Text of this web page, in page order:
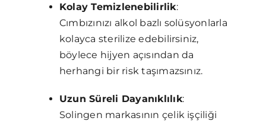
Kolay Temizlenebilirlik:
Cımbızınızı alkol bazlı solüsyonlarla
kolayca sterilize edebilirsiniz,
böylece hijyen açısından da
herhangi bir risk taşımazsınız.
Uzun Süreli Dayanıklılık:
Solingen markasının çelik işçiliği